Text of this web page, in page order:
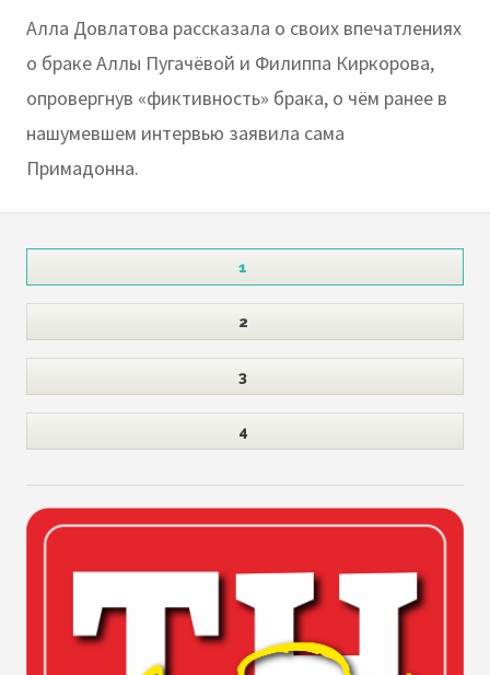
Алла Довлатова рассказала о своих впечатлениях
о браке Аллы Пугачёвой и Филиппа Киркорова,
опровергнув «фиктивность» брака, о чём ранее в
нашумевшем интервью заявила сама
Примадонна.
1
2
3
4